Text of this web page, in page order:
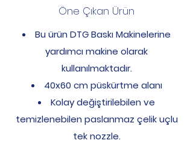
Öne Çıkan Ürün
Bu ürün DTG Baskı Makinelerine
yardımcı makine olarak
kullanılmaktadır.
40x60 cm püskürtme alanı
Kolay değiştirilebilen ve
temizlenebilen paslanmaz çelik uçlu
tek nozzle.